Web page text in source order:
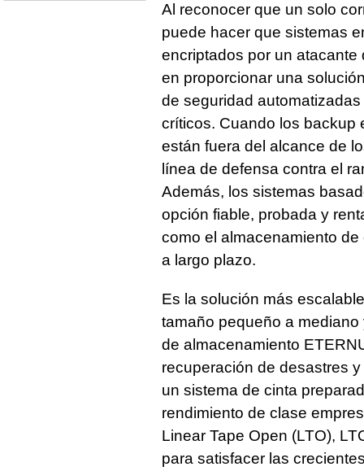
Al reconocer que un solo
puede hacer que sistemas
encriptados por un
en proporcionar una
de seguridad
críticos. Cuando los backup
están fuera del alcance de
línea de defensa contra el
Además, los sistemas
opción fiable, probada y
como el almacenamiento
a largo plazo.
Es la solución más
tamaño pequeño a
de almacenamiento
recuperación de desastres
un sistema de cinta
rendimiento de clase
Linear Tape Open (LTO),
para satisfacer las